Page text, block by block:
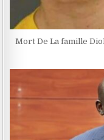
Mort De La famille